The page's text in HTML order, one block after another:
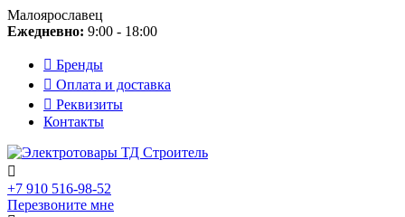
Малоярославец
Ежедневно: 9:00 - 18:00
Бренды
Оплата и доставка
Реквизиты
Контакты
+7 910 516-98-52
Перезвоните мне